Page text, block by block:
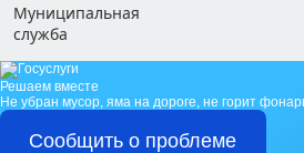
Муниципальная
служба
Решаем вместе
Не убран мусор, яма на дороге, не горит
Сообщить о проблеме